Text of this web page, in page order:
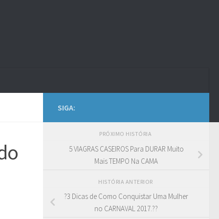
SIGA:
PRÓXIMO HISTÓRIA
5 VIAGRAS CASEIROS Para DURAR Muito
Mais TEMPO Na CAMA
HISTÓRIA ANTERIOR
?3 Dicas de Como Conquistar Uma Mulher
no CARNAVAL 2017.??